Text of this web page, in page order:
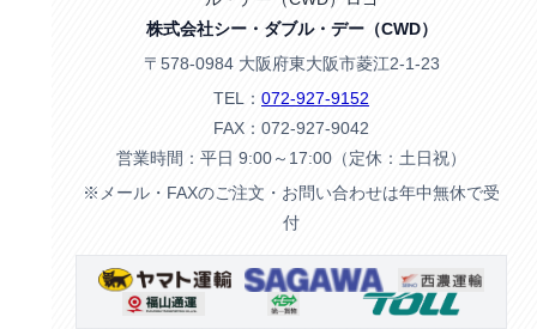
株式会社シー・ダブル・デー（CWD）
〒578-0984 大阪府東大阪市菱江2-1-23
TEL： 072-927-9152
FAX：072-927-9042
営業時間：平日 9:00～17:00（定休：土日祝）
※メール・FAXのご注文・お問い合わせは年中無休で受
付